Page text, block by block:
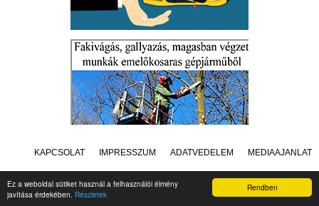
Rendben
Ez a weboldal sütiket használ a felhasználói élmény
javítása érdekében. Részletek
KAPCSOLAT IMPRESSZUM ADATVÉDELEM MÉDIAAJÁNLAT
Készítette:Raster Studio